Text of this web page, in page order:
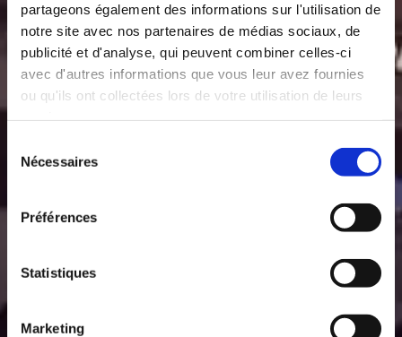
partageons également des informations sur l'utilisation de
notre site avec nos partenaires de médias sociaux, de
publicité et d'analyse, qui peuvent combiner celles-ci
avec d'autres informations que vous leur avez fournies
ou qu'ils ont collectées lors de votre utilisation de leurs
Nécessaires
Préférences
Statistiques
Marketing